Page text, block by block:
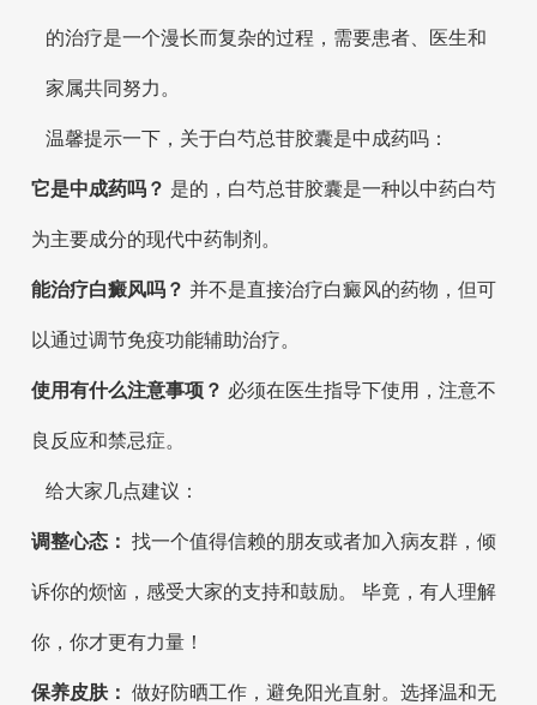
的治疗是一个漫长而复杂的过程，需要患者、医生和
家属共同努力。
温馨提示一下，关于白芍总苷胶囊是中成药吗：
它是中成药吗？ 是的，白芍总苷胶囊是一种以中药白芍
为主要成分的现代中药制剂。
能治疗白癜风吗？ 并不是直接治疗白癜风的药物，但可
以通过调节免疫功能辅助治疗。
使用有什么注意事项？ 必须在医生指导下使用，注意不
良反应和禁忌症。
给大家几点建议：
调整心态： 找一个值得信赖的朋友或者加入病友群，倾
诉你的烦恼，感受大家的支持和鼓励。 毕竟，有人理解
你，你才更有力量！
保养皮肤： 做好防晒工作，避免阳光直射。选择温和无